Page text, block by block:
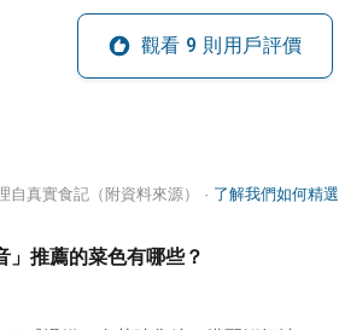
觀看 9 則用戶評價
自真實食記（附資料來源） · 了解我們如何精選
」推薦的菜色有哪些？